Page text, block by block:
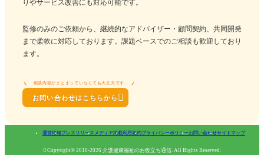
りやサービス改善にも対応可能です。
監修のみのご依頼から、継続的なアドバイザー・顧問契約、共同開発
まで柔軟に対応しております。課題ベースでのご相談も歓迎しており
ます。
相談内容がまとまっていなくても大丈夫です
お問い合わせはこちらから 
運営情報プレスリリース メディア掲載利用規約プライバシーポリシーお問い合わせサイトマップ
 Copyright© 2010-2026 介護健康福祉のお役立ち通信. All Rights Reserved.